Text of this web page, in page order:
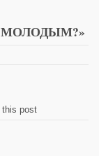
МОЛОДЫМ?»
this post